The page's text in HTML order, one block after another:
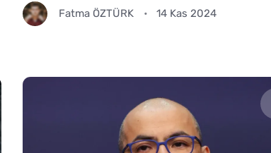
Fatma ÖZTÜRK 14 Kas 2024